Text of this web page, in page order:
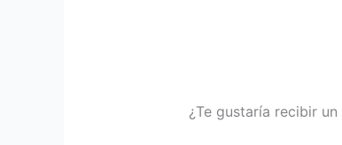
¿Te gustaría recibir un